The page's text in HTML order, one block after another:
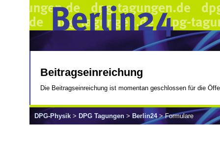
Beitragseinreichung
Die Beitragseinreichung ist momentan geschlossen für die
DPG-Physik > DPG Tagungen > Berlin24> Formulare